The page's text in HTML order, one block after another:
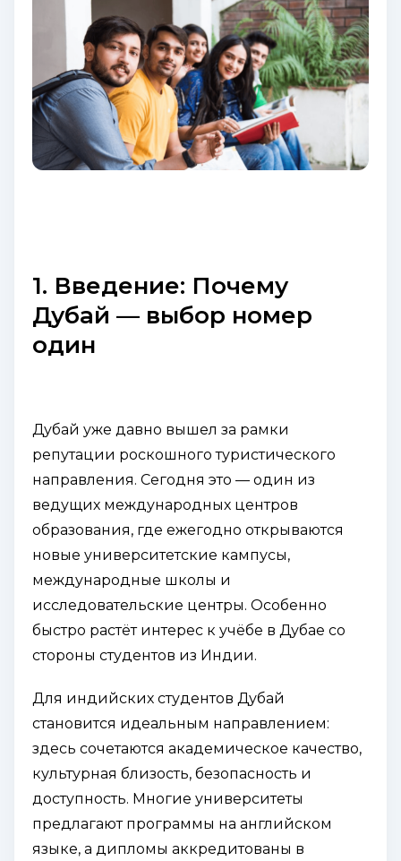
1. Введение: Почему
Дубай — выбор номер
один
Дубай уже давно вышел за рамки
репутации роскошного туристического
направления. Сегодня это — один из
ведущих международных центров
образования, где ежегодно открываются
новые университетские кампусы,
международные школы и
исследовательские центры. Особенно
быстро растёт интерес к учёбе в Дубае со
стороны студентов из Индии.
Для индийских студентов Дубай
становится идеальным направлением:
здесь сочетаются академическое качество,
культурная близость, безопасность и
доступность. Многие университеты
предлагают программы на английском
языке, а дипломы аккредитованы в